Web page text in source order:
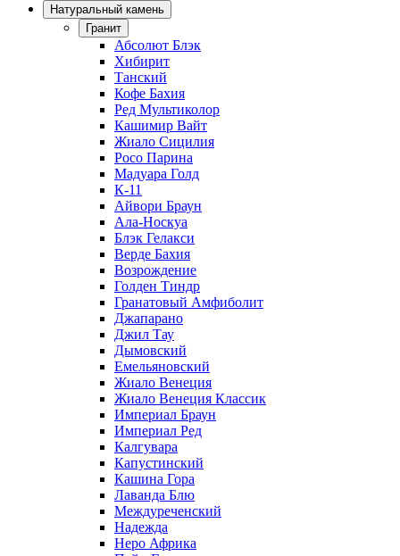
Натуральный камень
Гранит
Абсолют Блэк
Хибирит
Танский
Кофе Бахия
Ред Мультиколор
Кашимир Вайт
Жиало Сицилия
Росо Парина
Мадуара Голд
К-11
Айвори Браун
Ала-Носкуа
Блэк Гелакси
Верде Бахия
Возрождение
Голден Тиндр
Гранатовый Амфиболит
Джапарано
Джил Тау
Дымовский
Емельяновский
Жиало Венеция
Жиало Венеция Классик
Империал Браун
Империал Ред
Калгувара
Капустинский
Кашина Гора
Лаванда Блю
Междуреченский
Надежда
Неро Африка